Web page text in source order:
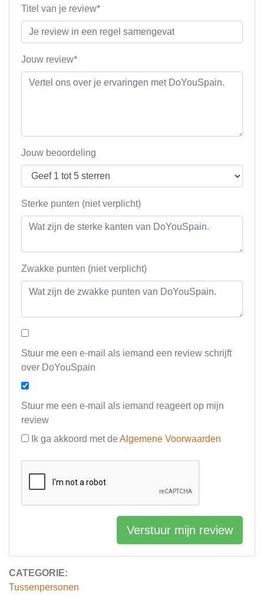
CATEGORIE:
Tussenpersonen
Titel van je review*
Jouw review*
Jouw beoordeling
Sterke punten (niet verplicht)
Zwakke punten (niet verplicht)
Stuur me een e-mail als iemand een review schrijft
over DoYouSpain
Stuur me een e-mail als iemand reageert op mijn
review
Ik ga akkoord met de Algemene Voorwaarden
Verstuur mijn review